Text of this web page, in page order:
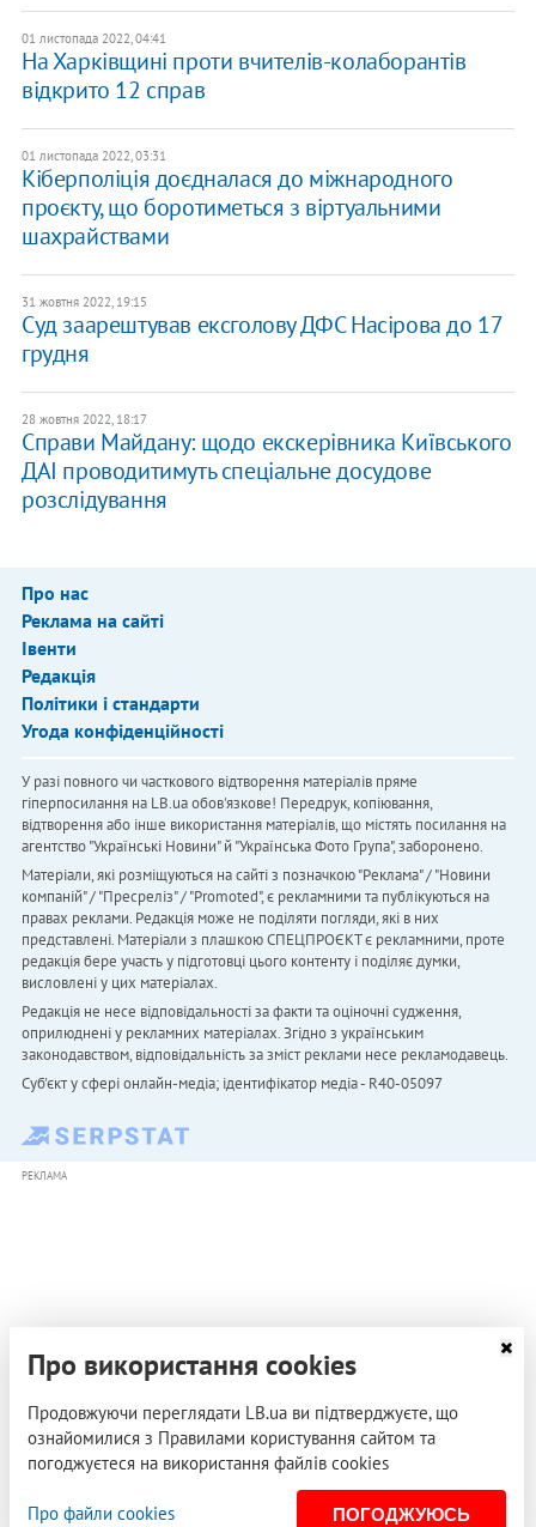
01 листопада 2022, 04:41
На Харківщині проти вчителів-колаборантів
відкрито 12 справ
01 листопада 2022, 03:31
Кіберполіція доєдналася до міжнародного
проєкту, що боротиметься з віртуальними
шахрайствами
31 жовтня 2022, 19:15
Суд заарештував ексголову ДФС Насірова до 17
грудня
28 жовтня 2022, 18:17
Справи Майдану: щодо екскерівника Київського
ДАІ проводитимуть спеціальне досудове
розслідування
Про нас
Реклама на сайті
Івенти
Редакція
Політики і стандарти
Угода конфіденційності
У разі повного чи часткового відтворення матеріалів пряме
гіперпосилання на LB.ua обов'язкове! Передрук, копіювання,
відтворення або інше використання матеріалів, що містять посилання на
агентство "Українськi Новини" й "Українська Фото Група", заборонено.
Матеріали, які розміщуються на сайті з позначкою "Реклама" / "Новини
компаній" / "Пресреліз" / "Promoted", є рекламними та публікуються на
правах реклами. Редакція може не поділяти погляди, які в них
представлені. Матеріали з плашкою СПЕЦПРОЄКТ є рекламними, проте
редакція бере участь у підготовці цього контенту і поділяє думки,
висловлені у цих матеріалах.
Редакція не несе відповідальності за факти та оціночні судження,
оприлюднені у рекламних матеріалах. Згідно з українським
законодавством, відповідальність за зміст реклами несе рекламодавець.
Cуб'єкт у сфері онлайн-медіа; ідентифікатор медіа - R40-05097
РЕКЛАМА
Про використання cookies
Продовжуючи переглядати LB.ua ви підтверджуєте, що
ознайомилися з Правилами користування сайтом та
погоджуєтеся на використання файлів cookies
Про файли cookies ПОГОДЖУЮСЬ